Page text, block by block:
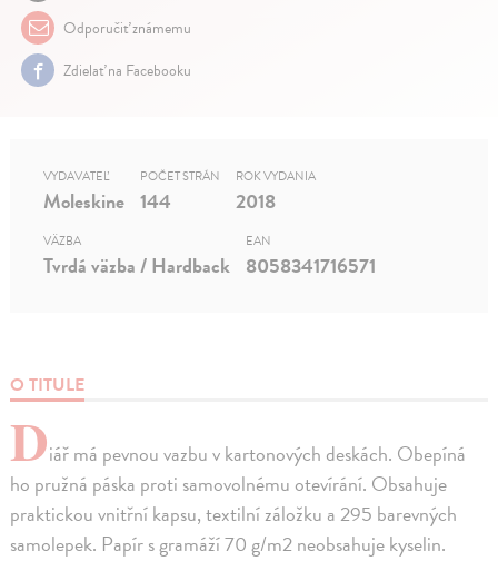
Odporučiť známemu
Zdielať na Facebooku
O TITULE
Diář má pevnou vazbu v kartonových deskách. Obepíná
ho pružná páska proti samovolnému otevírání. Obsahuje
praktickou vnitřní kapsu, textilní záložku a 295 barevných
samolepek. Papír s gramáží 70 g/m2 neobsahuje kyselin.
VYDAVATEĽ
Moleskine
POČET STRÁN
144
ROK VYDANIA
2018
VÄZBA
Tvrdá väzba / Hardback
EAN
8058341716571